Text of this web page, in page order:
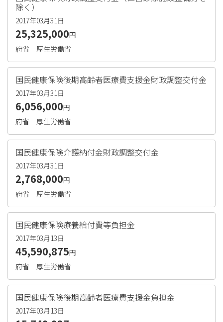
除く）
2017年03月31日
25,325,000円
府省
厚生労働省
国民健康保険後期高齢者医療費支援金財政調整交付金
2017年03月31日
6,056,000円
府省
厚生労働省
国民健康保険介護納付金財政調整交付金
2017年03月31日
2,768,000円
府省
厚生労働省
国民健康保険療養給付費等負担金
2017年03月13日
45,590,875円
府省
厚生労働省
国民健康保険後期高齢者医療費支援金負担金
2017年03月13日